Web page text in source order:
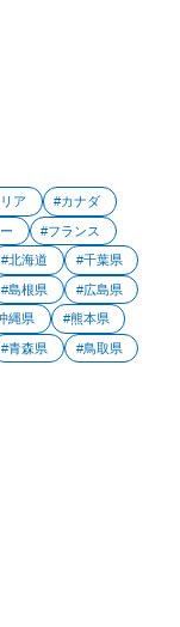
ア カナダ
フランス
北海道 千葉県
島根県 広島県
縄県 熊本県
青森県 鳥取県